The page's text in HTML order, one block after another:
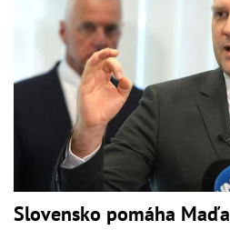
Slovensko pomáha